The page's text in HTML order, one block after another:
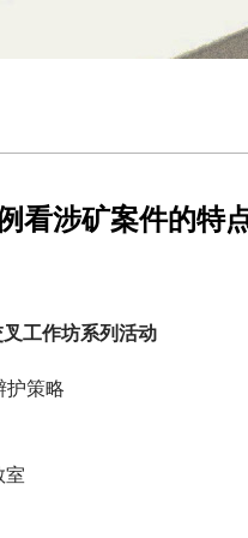
看涉矿案件的特
工作坊系列活动
护策略
室